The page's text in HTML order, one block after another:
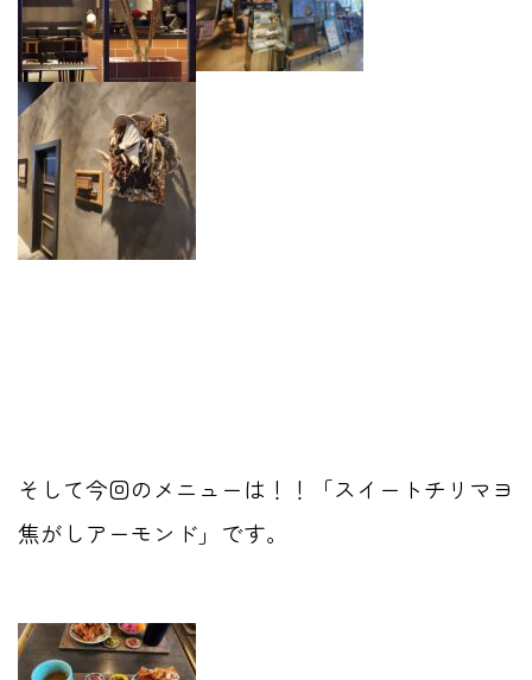
そして今回のメニューは！！「スイートチリマヨ
焦がしアーモンド」です。